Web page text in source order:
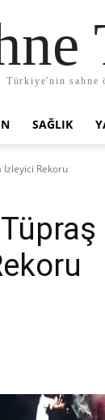
Türkiye'nin sahne
SAĞLIK
İzleyici Rekoru